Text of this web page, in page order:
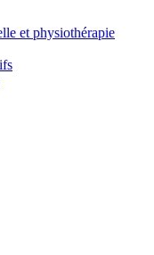
et physiothérapie